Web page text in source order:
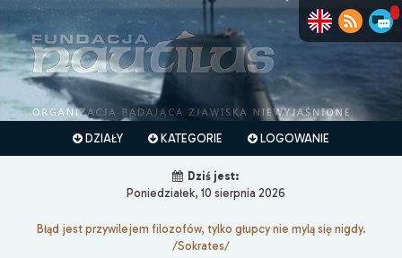
DZIAŁY KATEGORIE LOGOWANIE
Dziś jest:
Poniedziałek, 10 sierpnia 2026
Błąd jest przywilejem filozofów, tylko głupcy nie mylą się nigdy.
/Sokrates/